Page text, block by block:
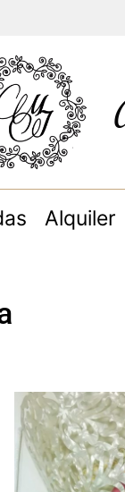
Alquiler